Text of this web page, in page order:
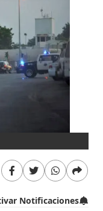
Notificaciones